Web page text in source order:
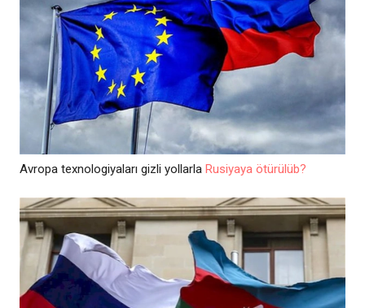
Avropa texnologiyaları gizli yollarla Rusiyaya ötürülüb?